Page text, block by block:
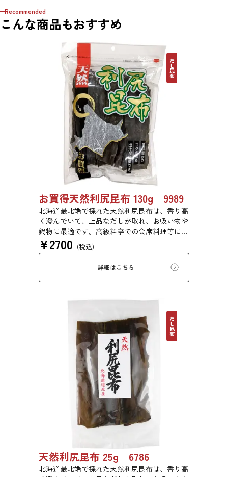
Recommended
こんな商品もおすすめ
だし昆布
お買得天然利尻昆布 130g 9989
北海道最北端で採れた天然利尻昆布は、香り高
く澄んでいて、上品なだしが取れ、お吸い物や
鍋物に最適です。高級料亭での会席料理等にも
使われている高級昆布です。
¥2700 (税込)
詳細はこちら
だし昆布
天然利尻昆布 25g 6786
北海道最北端で採れた天然利尻昆布は、香り高